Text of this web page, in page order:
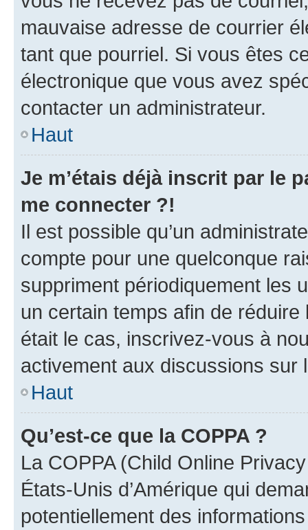
mauvaise adresse de courrier
tant que pourriel. Si vous êtes
électronique que vous avez
contacter un administrateur.
Haut
Je m’étais déjà inscrit par le
me connecter ?!
Il est possible qu’un
compte pour une quelconque
suppriment périodiquement les
un certain temps afin de
était le cas, inscrivez-vous à
activement aux discussions sur
Haut
Qu’est-ce que la COPPA ?
La COPPA (Child Online
États-Unis d’Amérique qui
potentiellement des